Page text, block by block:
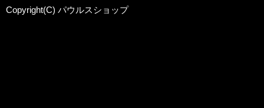
5・6歳から
Copyright(C) パウルスショップ